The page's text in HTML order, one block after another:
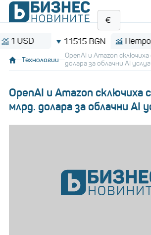
1.1515 BGN Петрол
Технологии
OpenAI и Amazon
долара за облачни AI
OpenAI и Amazon сключиха
млрд. долара за облачни AI